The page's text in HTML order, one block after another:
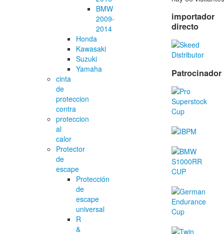
BMW
2009-
2014
Honda
Kawasaki
Suzuki
Yamaha
cinta
de
proteccion
contra
proteccion
al
calor
Protector
de
escape
Protección
de
escape
universal
R
&
importador
directo
Patrocinador